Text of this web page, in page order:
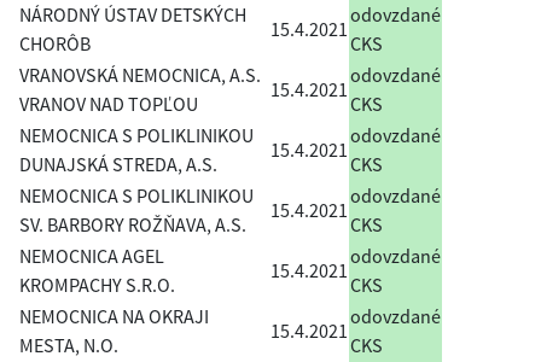
NÁRODNÝ ÚSTAV DETSKÝCH
CHORÔB
15.4.2021
odovzdané
CKS
VRANOVSKÁ NEMOCNICA, A.S.
VRANOV NAD TOPĽOU
15.4.2021
odovzdané
CKS
NEMOCNICA S POLIKLINIKOU
DUNAJSKÁ STREDA, A.S.
15.4.2021
odovzdané
CKS
NEMOCNICA S POLIKLINIKOU
SV. BARBORY ROŽŇAVA, A.S.
15.4.2021
odovzdané
CKS
NEMOCNICA AGEL
KROMPACHY S.R.O.
15.4.2021
odovzdané
CKS
NEMOCNICA NA OKRAJI
MESTA, N.O.
15.4.2021
odovzdané
CKS